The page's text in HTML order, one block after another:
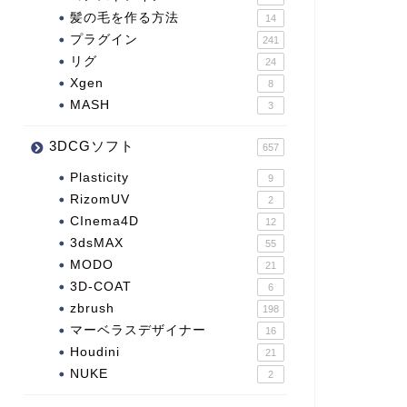
髪の毛を作る方法 14
プラグイン 241
リグ 24
Xgen 8
MASH 3
3DCGソフト 657
Plasticity 9
RizomUV 2
CInema4D 12
3dsMAX 55
MODO 21
3D-COAT 6
zbrush 198
マーベラスデザイナー 16
Houdini 21
NUKE 2